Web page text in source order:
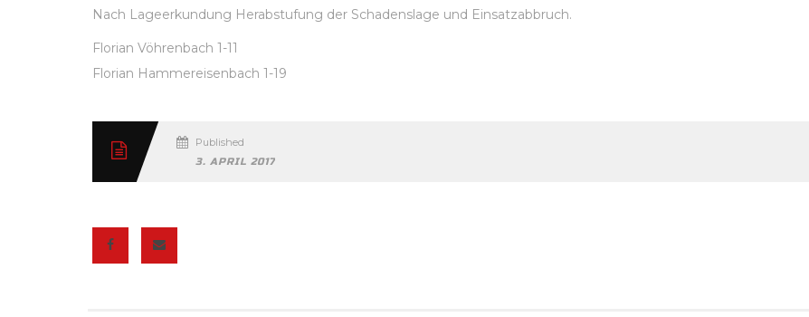
Nach Lageerkundung Herabstufung der Schadenslage und Einsatzabbruch.
Florian Vöhrenbach 1-11
Florian Hammereisenbach 1-19
Published
3. APRIL 2017